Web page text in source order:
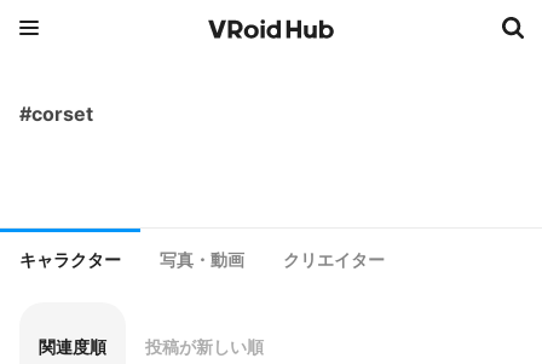
#corset
キャラクター 写真・動画 クリエイター
関連度順 投稿が新しい順